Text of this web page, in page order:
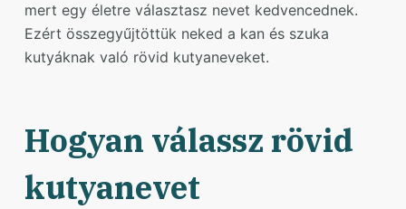
mert egy életre választasz nevet kedvencednek.
Ezért összegyűjtöttük neked a kan és szuka
kutyáknak való rövid kutyaneveket.
Hogyan válassz rövid
kutyanevet